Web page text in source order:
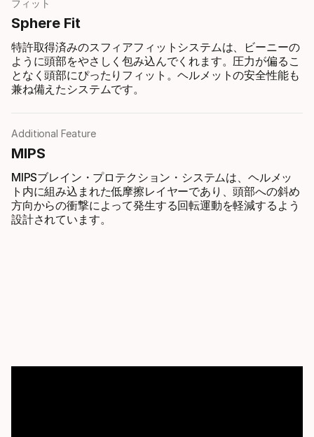
フィット
Sphere Fit
特許取得済みのスフィアフィットシステムは、ビーニーの
ように頭部をやさしく包み込んでくれます。圧力が偏るこ
となく頭部にぴったりフィット。ヘルメットの安全性能も
兼ね備えたシステムです。
Additional Feature
MIPS
MIPSブレイン・プロテクション・システムは、ヘルメッ
ト内に組み込まれた低摩擦レイヤーであり、頭部への斜め
方向からの衝撃によって発生する回転運動を軽減するよう
設計されています。